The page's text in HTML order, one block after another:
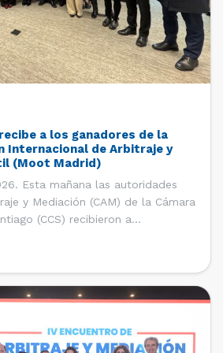
a los ganadores de la
Internacional de Arbitraje y
(Moot Madrid)
Esta mañana las autoridades
y Mediación (CAM) de la Cámara
(CCS) recibieron a
de la Universidad de Chile que se
de la […]